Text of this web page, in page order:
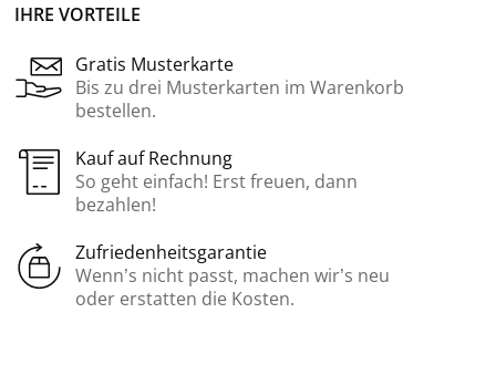
IHRE VORTEILE
Gratis Musterkarte
Bis zu drei Musterkarten im Warenkorb
bestellen.
Kauf auf Rechnung
So geht einfach! Erst freuen, dann
bezahlen!
Zufriedenheitsgarantie
Wenn’s nicht passt, machen wir’s neu
oder erstatten die Kosten.